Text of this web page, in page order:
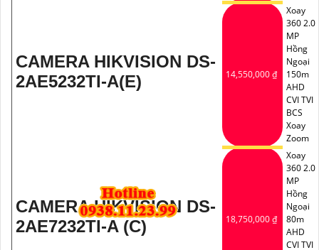
CAMERA HIKVISION DS-
2AE5232TI-A(E)
14,550,000 ₫
Xoay
360 2.0
MP
Hồng
Ngoại
150m
AHD
CVI TVI
BCS
Xoay
Zoom
CAMERA HIKVISION DS-
2AE7232TI-A (C)
18,750,000 ₫
Xoay
360 2.0
MP
Hồng
Ngoại
80m
AHD
CVI TVI